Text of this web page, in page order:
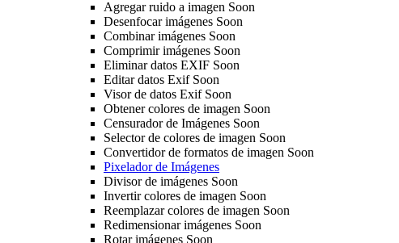
Agregar ruido a imagen Soon
Desenfocar imágenes Soon
Combinar imágenes Soon
Comprimir imágenes Soon
Eliminar datos EXIF Soon
Editar datos Exif Soon
Visor de datos Exif Soon
Obtener colores de imagen Soon
Censurador de Imágenes Soon
Selector de colores de imagen Soon
Convertidor de formatos de imagen Soon
Pixelador de Imágenes
Divisor de imágenes Soon
Invertir colores de imagen Soon
Reemplazar colores de imagen Soon
Redimensionar imágenes Soon
Rotar imágenes Soon